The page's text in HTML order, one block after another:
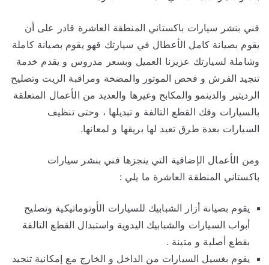
فني بنشر سيارات باكستاني المنطقة العاشرة قادر على أن
يقوم بصيانة كامل الأعطال في سيارتك قهو يقوم بصيانة كاملة
وشاملة لسيارتك عزيزنا العميل وبسعر مدروس و يقدم خدمة
تنجيد الفرش و فحص الموتور والمضخة ومراقبة الزيت وتصليح
الرديتير والدينمو والمكابح وغيرها والعديد من الأعمال المتعلقة
بالسيارات وفك القطع التالفة و تبديلها ، وحتى تنظيف
السيارات بعدة طرق تعيد لها بريقها و لمعانها.
ومن الأعمال الإضافية التي ينجزها فني بنشر سيارات
باكستاني المنطقة العاشرة ما يلي :
يقوم بصيانة أزار الشبابيك للسيارات الأوتوماتيكية وتصليح
أبواب السيارات والشبابيك اليدوية واستبدال القطع التالفة
بقطع أصلية و متينة .
يقوم بغسيل السيارات من الداخل و الخارج مع إمكانية تنجيد